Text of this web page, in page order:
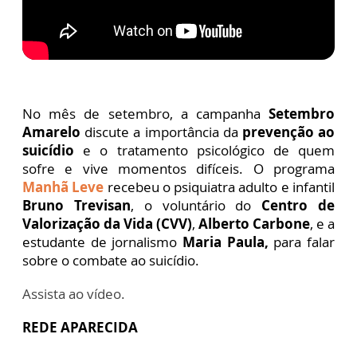
No mês de setembro, a campanha Setembro
Amarelo discute a importância da prevenção ao
suicídio e o tratamento psicológico de quem
sofre e vive momentos difíceis. O programa
Manhã Leve recebeu o psiquiatra adulto e infantil
Bruno Trevisan, o voluntário do Centro de
Valorização da Vida (CVV), Alberto Carbone, e a
estudante de jornalismo Maria Paula, para falar
sobre o combate ao suicídio.
Assista ao vídeo.
REDE APARECIDA